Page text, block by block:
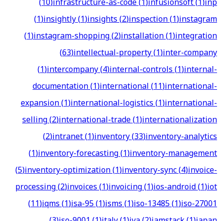
(1)insightly(1)insights(2)inspection(1)instagram
(1)instagram-shopping(2)installation(1)integration
(63)intellectual-property(1)inter-company
(1)intercompany(4)internal-controls(1)internal-
documentation(1)international(11)international-
expansion(1)international-logistics(1)international-
selling(2)international-trade(1)internationalization
(2)intranet(1)inventory(33)inventory-analytics
(1)inventory-forecasting(1)inventory-management
(5)inventory-optimization(1)inventory-sync(4)invoice-
processing(2)invoices(1)invoicing(1)ios-android(1)iot
(11)iqms(1)isa-95(1)isms(1)iso-13485(1)iso-27001